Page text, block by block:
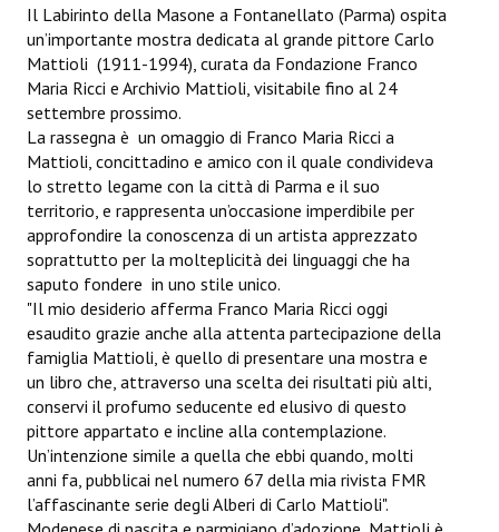
GALLERIA ESS&RRE
ANNUARIO 2026
CHI SIAMO
CONTATTI
Il Labirinto della Masone a Fontanellato (Parma) ospita
un’importante mostra dedicata al grande pittore Carlo
Mattioli (1911-1994), curata da Fondazione Franco
Maria Ricci e Archivio Mattioli, visitabile fino al 24
settembre prossimo.
La rassegna è un omaggio di Franco Maria Ricci a
Mattioli, concittadino e amico con il quale condivideva
lo stretto legame con la città di Parma e il suo
territorio, e rappresenta un’occasione imperdibile per
approfondire la conoscenza di un artista apprezzato
soprattutto per la molteplicità dei linguaggi che ha
saputo fondere in uno stile unico.
"Il mio desiderio afferma Franco Maria Ricci oggi
esaudito grazie anche alla attenta partecipazione della
famiglia Mattioli, è quello di presentare una mostra e
un libro che, attraverso una scelta dei risultati più alti,
conservi il profumo seducente ed elusivo di questo
pittore appartato e incline alla contemplazione.
Un’intenzione simile a quella che ebbi quando, molti
anni fa, pubblicai nel numero 67 della mia rivista FMR
l’affascinante serie degli Alberi di Carlo Mattioli".